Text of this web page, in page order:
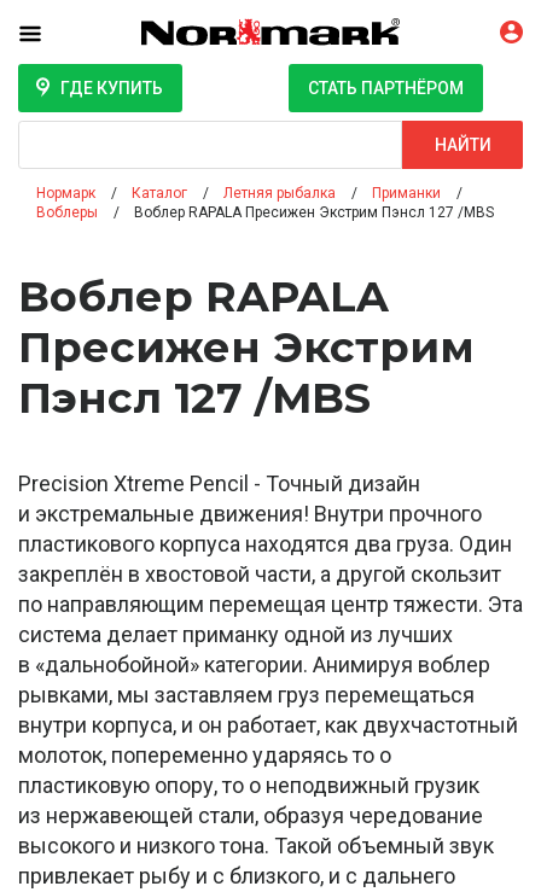
ГДЕ КУПИТЬ СТАТЬ ПАРТНЁРОМ
НАЙТИ
Нормарк Каталог Летняя рыбалка
Приманки
Воблеры
Воблер RAPALA Пресижен Экстрим Пэнсл 127 /MBS
Воблер RAPALA
Пресижен Экстрим
Пэнсл 127 /MBS
Precision Xtreme Pencil - Точный дизайн
и экстремальные движения! Внутри прочного
пластикового корпуса находятся два груза. Один
закреплён в хвостовой части, а другой скользит
по направляющим перемещая центр тяжести. Эта
система делает приманку одной из лучших
в «дальнобойной» категории. Анимируя воблер
рывками, мы заставляем груз перемещаться
внутри корпуса, и он работает, как двухчастотный
молоток, попеременно ударяясь то о
пластиковую опору, то о неподвижный грузик
из нержавеющей стали, образуя чередование
высокого и низкого тона. Такой объемный звук
привлекает рыбу и с близкого, и с дальнего